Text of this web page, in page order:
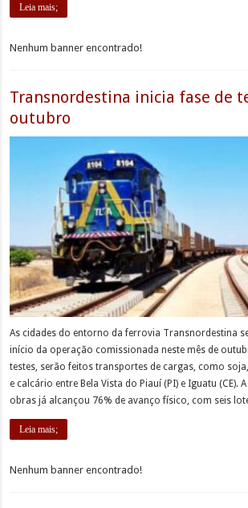
Leia mais;
Nenhum banner encontrado!
Transnordestina inicia fase de
outubro
As cidades do entorno da ferrovia Transnordestina
início da operação comissionada neste mês de
testes, serão feitos transportes de cargas, como
e calcário entre Bela Vista do Piauí (PI) e Iguatu (CE).
obras já alcançou 76% de avanço físico, com seis
Leia mais;
Nenhum banner encontrado!